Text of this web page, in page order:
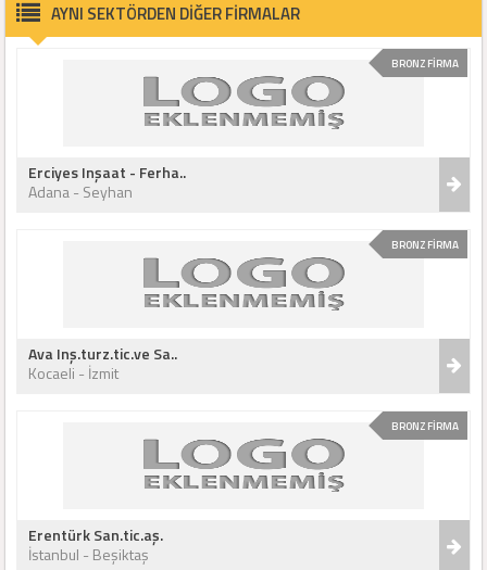
AYNI SEKTÖRDEN DİĞER FİRMALAR
BRONZ FİRMA
Erciyes Inşaat - Ferha..
Adana - Seyhan
BRONZ FİRMA
Ava Inş.turz.tic.ve Sa..
Kocaeli - İzmit
BRONZ FİRMA
Erentürk San.tic.aş.
İstanbul - Beşiktaş